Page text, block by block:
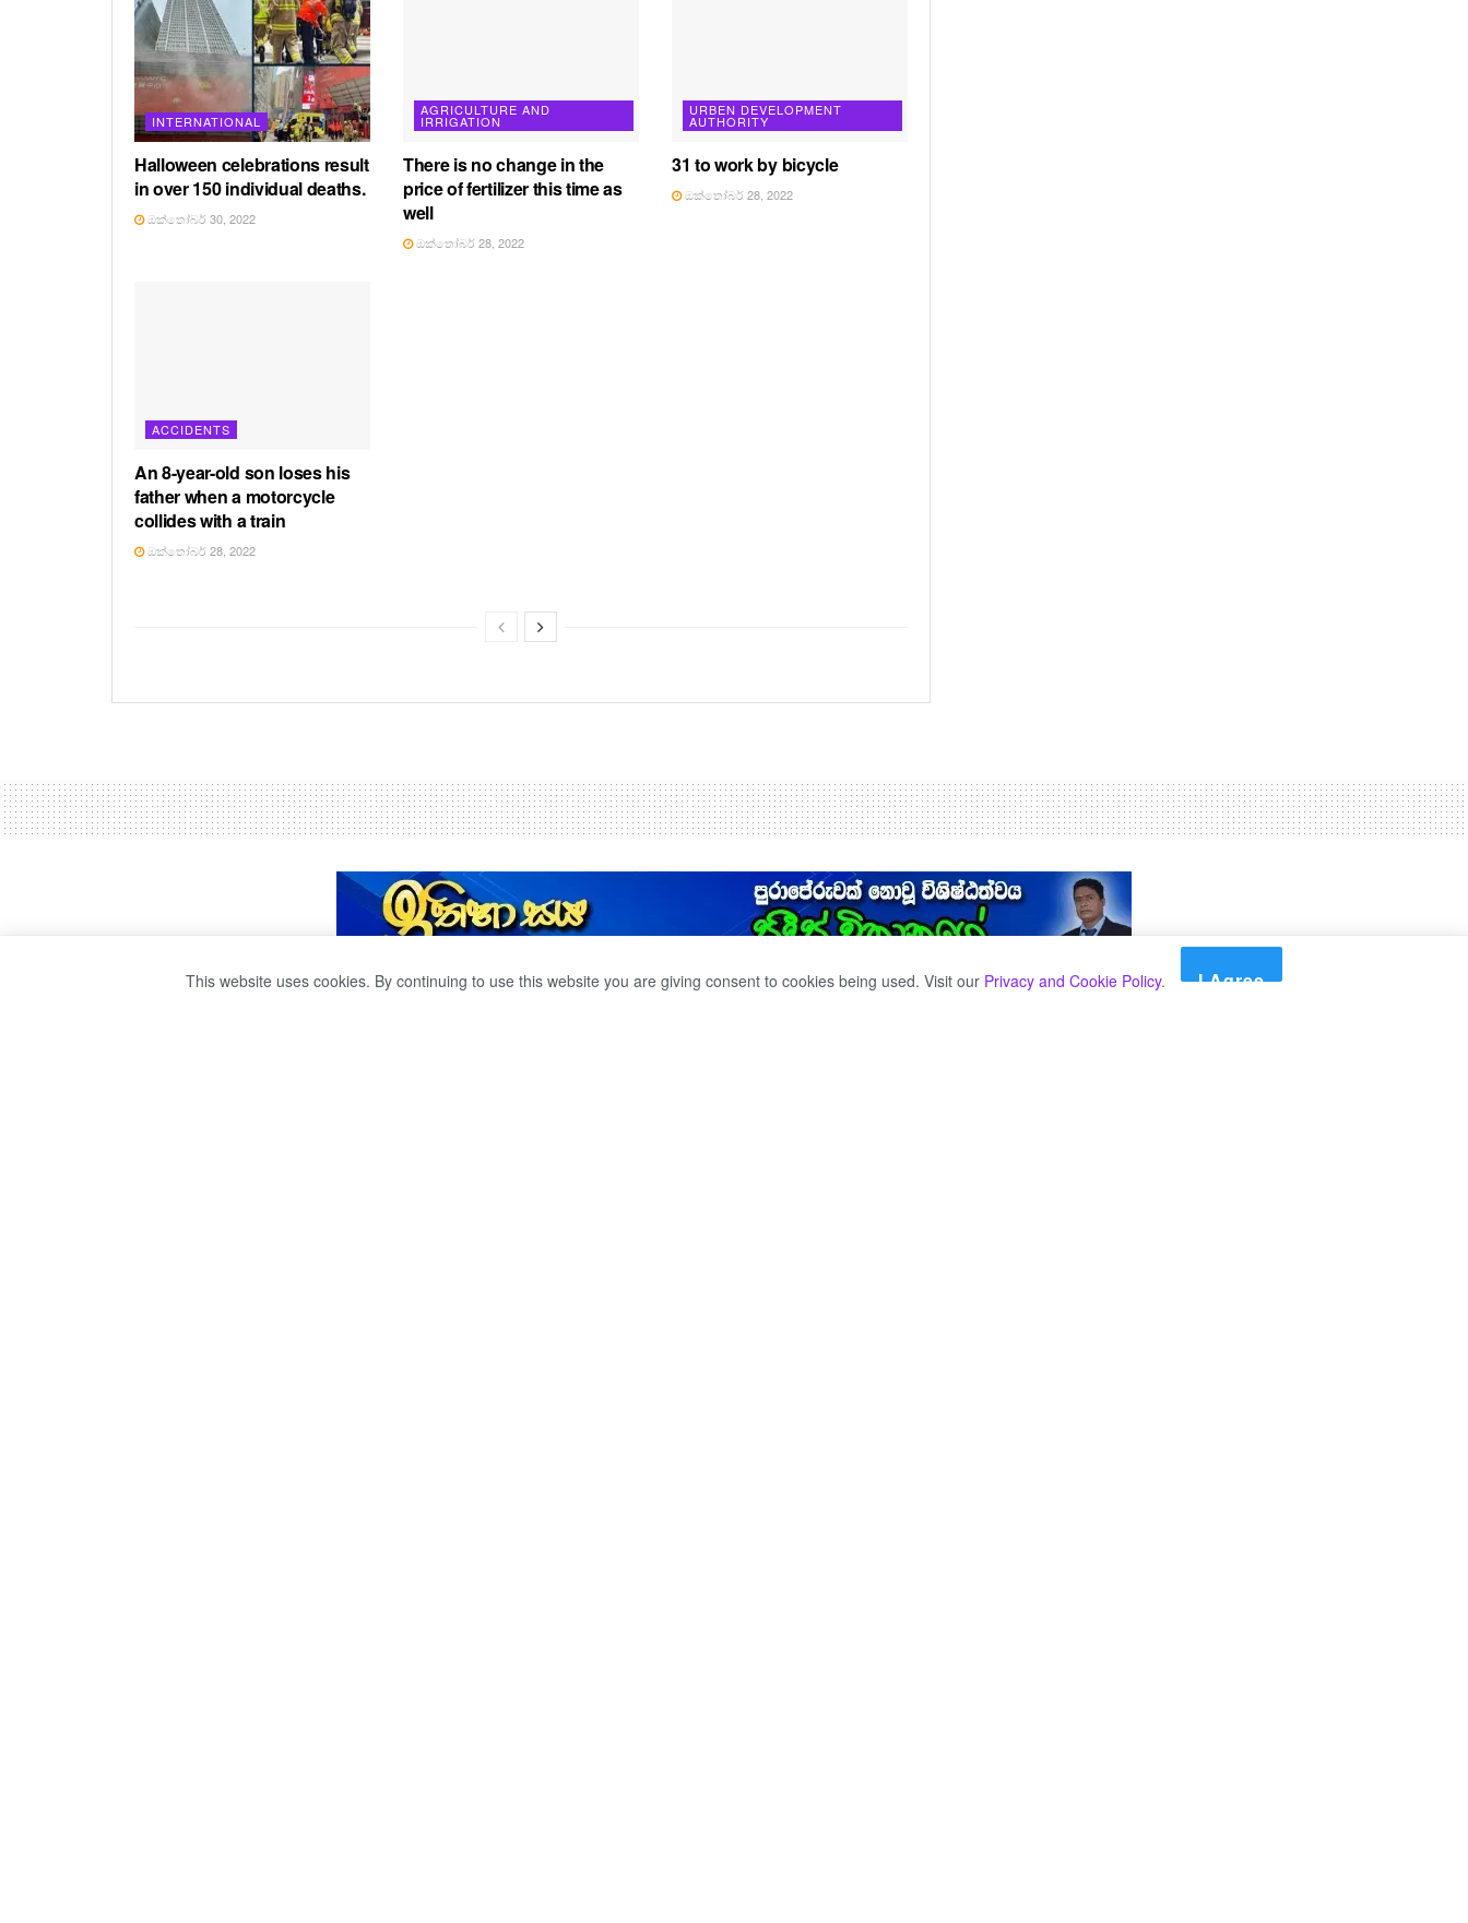
INTERNATIONAL
Halloween celebrations result
in over 150 individual deaths.
ඔක්තෝබර් 30, 2022
AGRICULTURE AND
IRRIGATION
There is no change in the
price of fertilizer this time as
well
ඔක්තෝබර් 28, 2022
URBEN DEVELOPMENT
AUTHORITY
31 to work by bicycle
ඔක්තෝබර් 28, 2022
ACCIDENTS
An 8-year-old son loses his
father when a motorcycle
collides with a train
ඔක්තෝබර් 28, 2022
This website uses cookies. By continuing to use this website you are giving consent to cookies being used. Visit our Privacy and Cookie Policy. I Agree